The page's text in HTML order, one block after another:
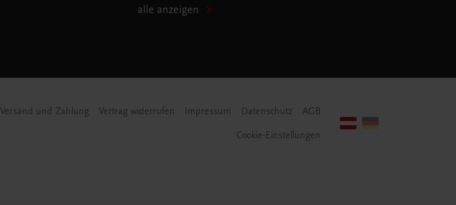
alle anzeigen
Versand und Zahlung Vertrag widerrufen Impressum Datenschutz AGB
Cookie-Einstellungen